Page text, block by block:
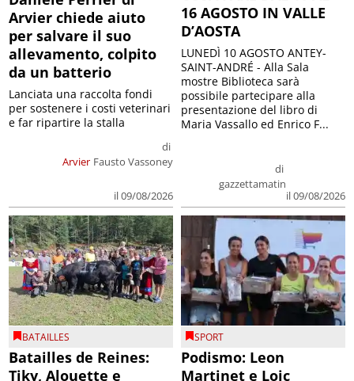
Arvier chiede aiuto
per salvare il suo
allevamento, colpito
da un batterio
Arvier
di
Fausto Vassoney
il 09/08/2026
Lanciata una raccolta fondi
per sostenere i costi veterinari
e far ripartire la stalla
16 AGOSTO IN VALLE
D’AOSTA
di
gazzettamatin
il 09/08/2026
LUNEDÌ 10 AGOSTO ANTEY-
SAINT-ANDRÉ - Alla Sala
mostre Biblioteca sarà
possibile partecipare alla
presentazione del libro di
Maria Vassallo ed Enrico F...
BATAILLES
Batailles de Reines:
Tiky, Alouette e
SPORT
Podismo: Leon
Martinet e Loic